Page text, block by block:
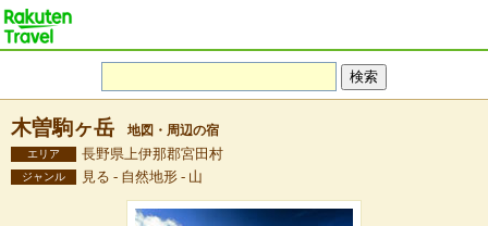
木曽駒ヶ岳 地図・周辺の宿
エリア 長野県上伊那郡宮田村
ジャンル 見る - 自然地形 - 山